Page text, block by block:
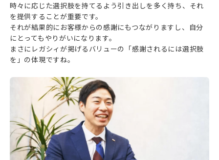
時々に応じた選択肢を持てるよう引き出しを多く持ち、それ
を提供することが重要です。
それが結果的にお客様からの感謝にもつながりますし、自分
にとってもやりがいになります。
まさにレガシィが掲げるバリューの「感謝されるには選択肢
を」の体現ですね。